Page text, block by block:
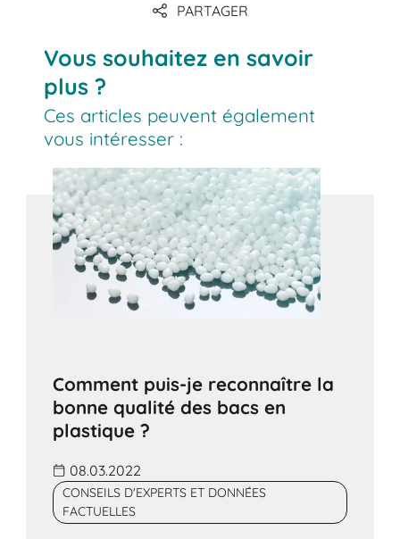
PARTAGER
Vous souhaitez en savoir
plus ?
Ces articles peuvent également
vous intéresser :
Comment puis-je reconnaître la
bonne qualité des bacs en
plastique ?
08.03.2022
CONSEILS D'EXPERTS ET DONNÉES
FACTUELLES